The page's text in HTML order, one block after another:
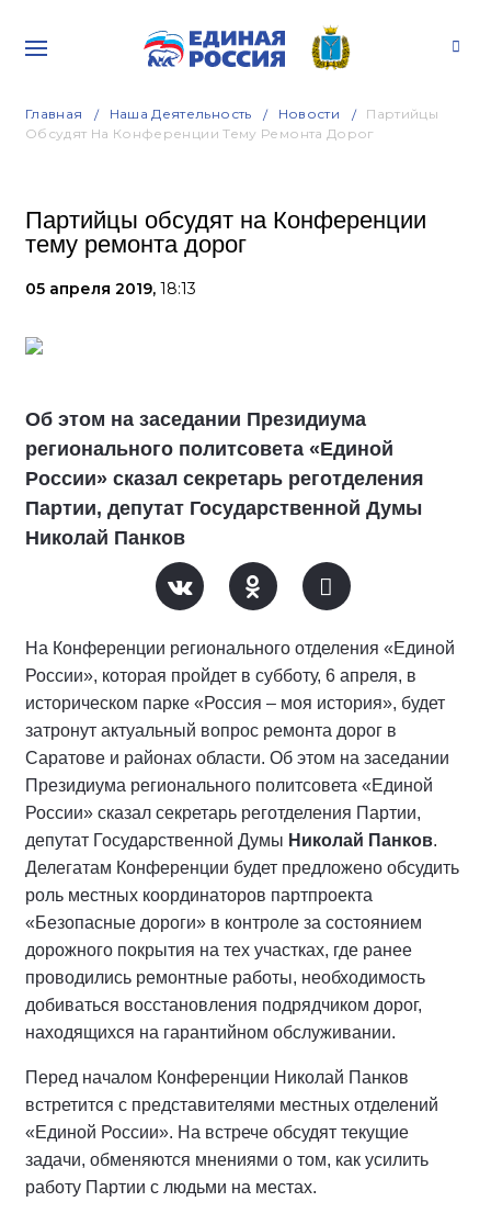
Главная Наша Деятельность Новости
Партийцы
Обсудят На Конференции Тему Ремонта Дорог
Партийцы обсудят на Конференции
тему ремонта дорог
05 апреля 2019, 18:13
Об этом на заседании Президиума
регионального политсовета «Единой
России» сказал секретарь реготделения
Партии, депутат Государственной Думы
Николай Панков
На Конференции регионального отделения «Единой
России», которая пройдет в субботу, 6 апреля, в
историческом парке «Россия – моя история», будет
затронут актуальный вопрос ремонта дорог в
Саратове и районах области. Об этом на заседании
Президиума регионального политсовета «Единой
России» сказал секретарь реготделения Партии,
депутат Государственной Думы Николай Панков.
Делегатам Конференции будет предложено обсудить
роль местных координаторов партпроекта
«Безопасные дороги» в контроле за состоянием
дорожного покрытия на тех участках, где ранее
проводились ремонтные работы, необходимость
добиваться восстановления подрядчиком дорог,
находящихся на гарантийном обслуживании.
Перед началом Конференции Николай Панков
встретится с представителями местных отделений
«Единой России». На встрече обсудят текущие
задачи, обменяются мнениями о том, как усилить
работу Партии с людьми на местах.